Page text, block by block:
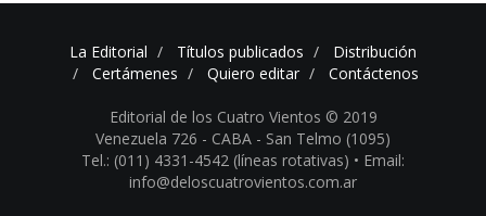
La Editorial Títulos publicados
Distribución
Certámenes
Quiero editar Contáctenos
Editorial de los Cuatro Vientos © 2019
Venezuela 726 - CABA - San Telmo (1095)
Tel.: (011) 4331-4542 (líneas rotativas) • Email:
info@deloscuatrovientos.com.ar